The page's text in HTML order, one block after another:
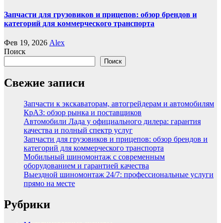
Запчасти для грузовиков и прицепов: обзор брендов и
категорий для коммерческого транспорта
Фев 19, 2026 Alex
Поиск
Поиск
Свежие записи
Запчасти к экскаваторам, автогрейдерам и автомобилям
КрАЗ: обзор рынка и поставщиков
Автомобили Лада у официального дилера: гарантия
качества и полный спектр услуг
Запчасти для грузовиков и прицепов: обзор брендов и
категорий для коммерческого транспорта
Мобильный шиномонтаж с современным
оборудованием и гарантией качества
Выездной шиномонтаж 24/7: профессиональные услуги
прямо на месте
Рубрики